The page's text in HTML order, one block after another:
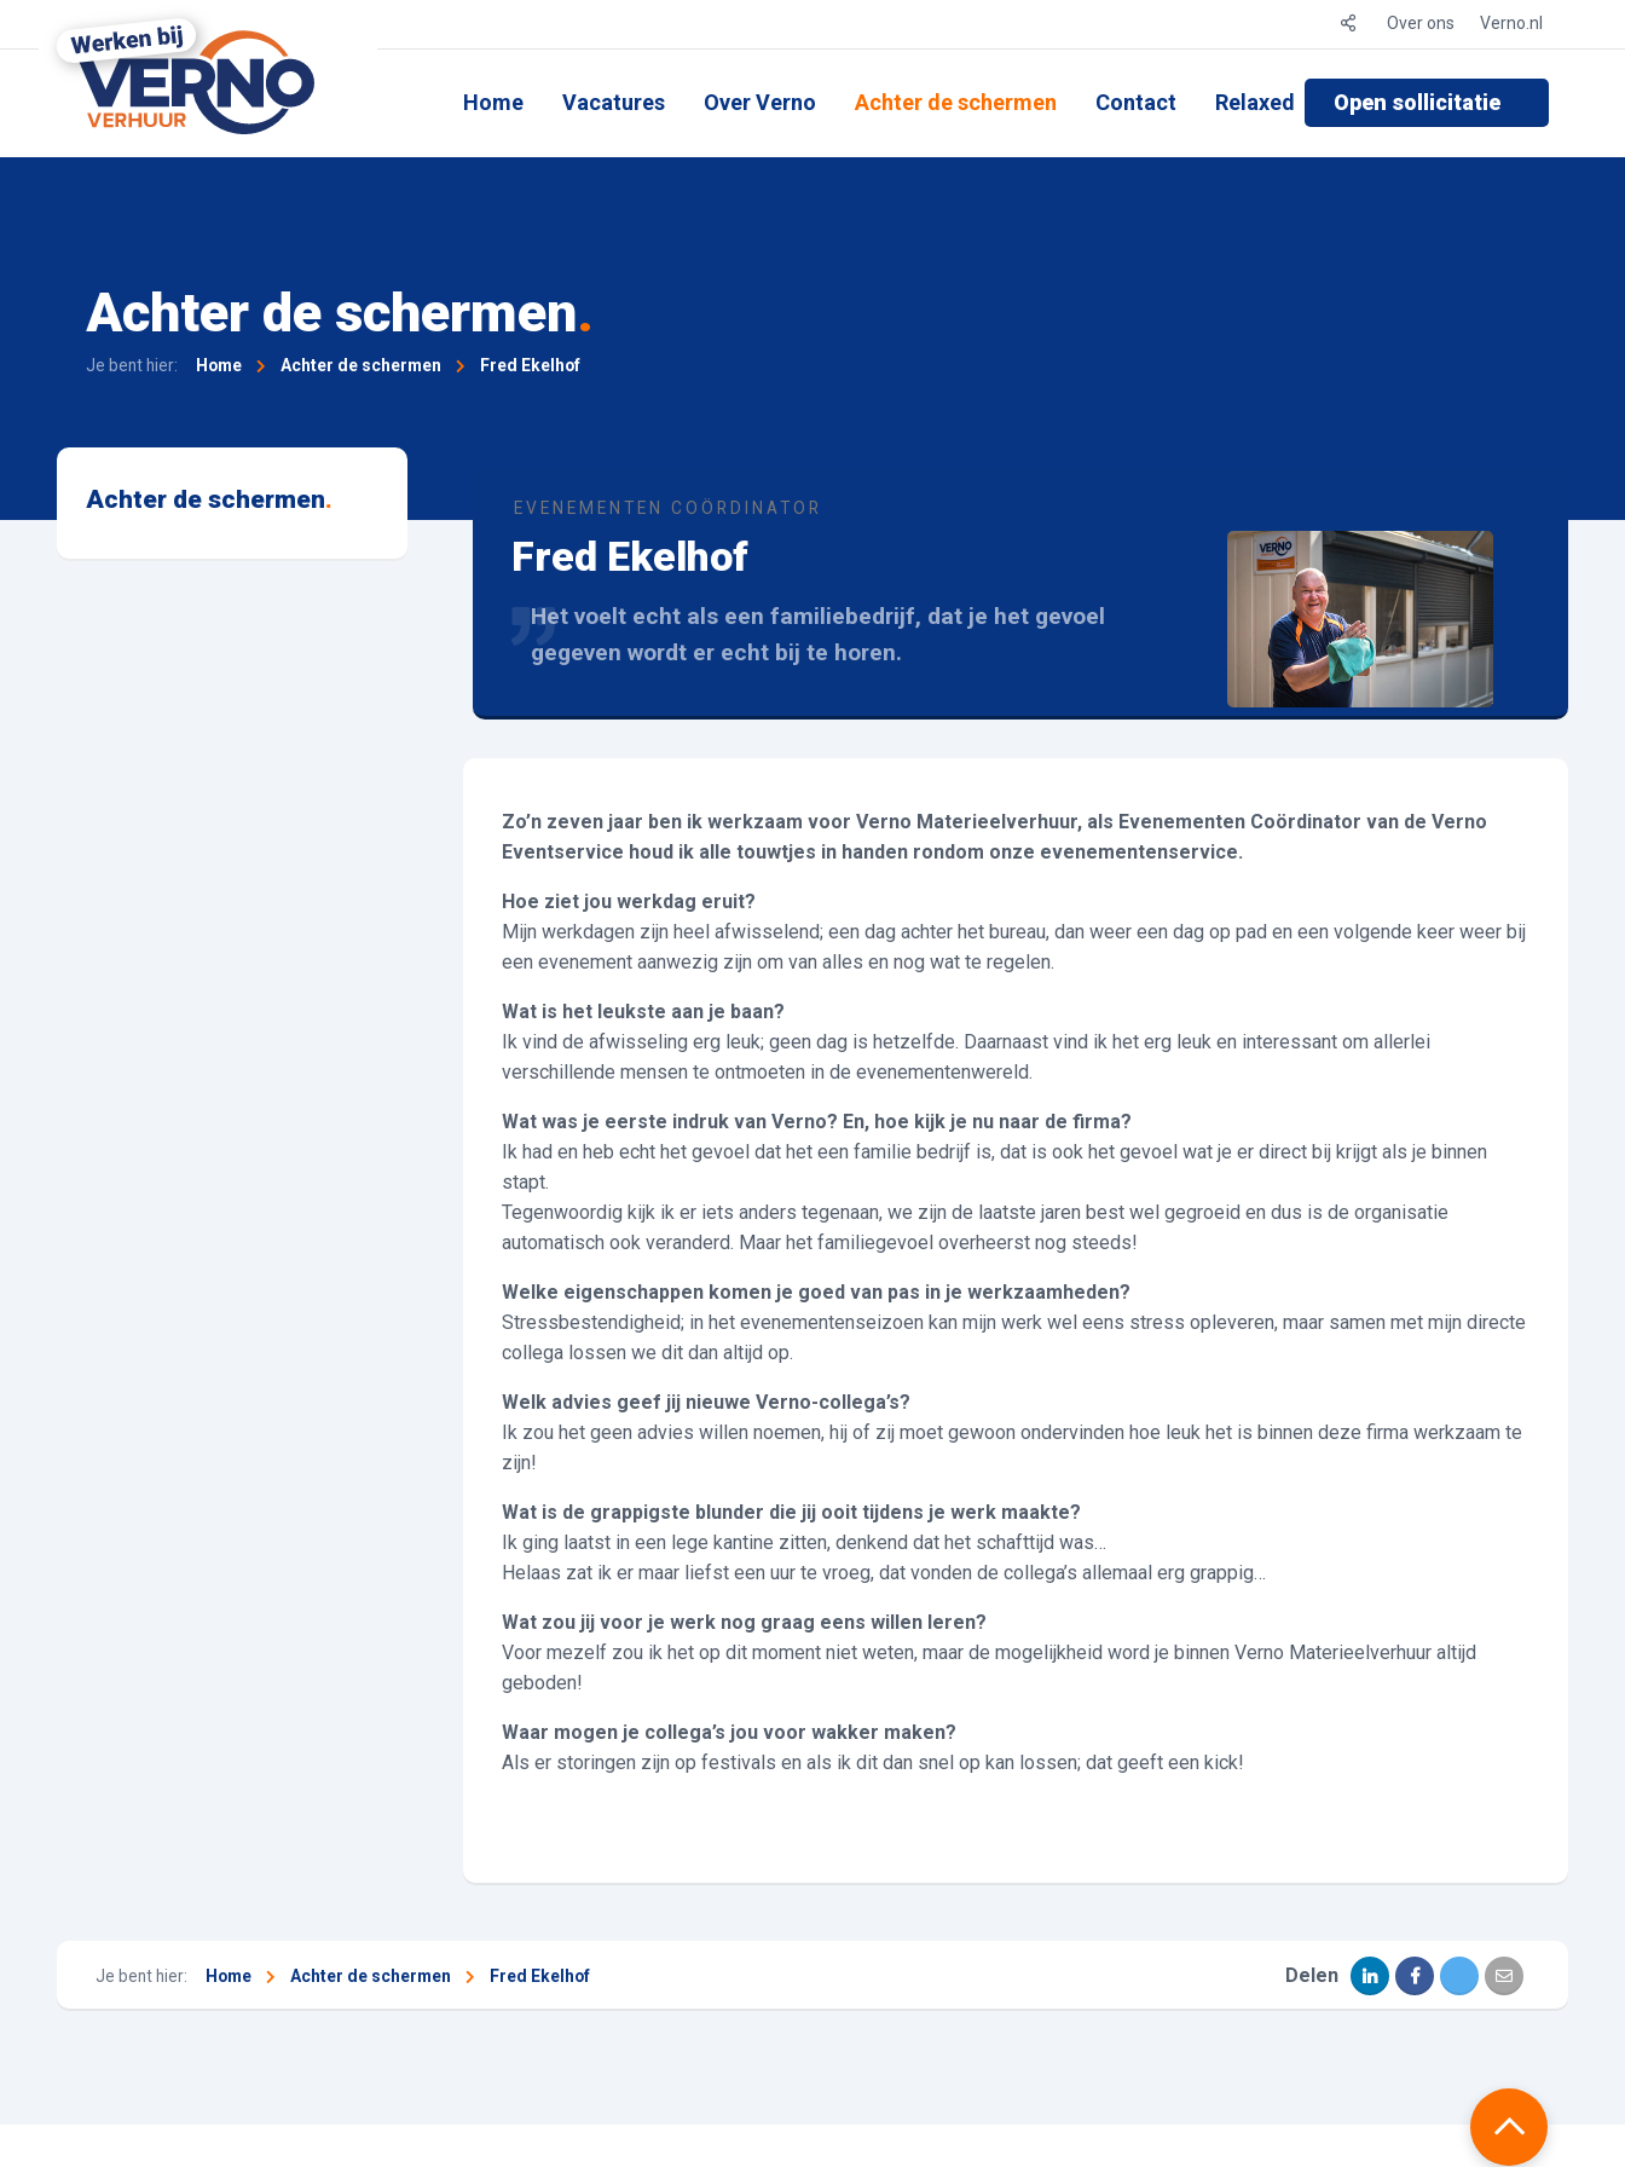
Over ons Verno.nl
Home Vacatures Over Verno Achter de schermen Contact Relaxed Open sollicitatie
Achter de schermen.
Je bent hier: Home Achter de schermen Fred Ekelhof
EVENEMENTEN COÖRDINATOR
Fred Ekelhof
Het voelt echt als een familiebedrijf, dat je het gevoel
gegeven wordt er echt bij te horen.
Zo’n zeven jaar ben ik werkzaam voor Verno Materieelverhuur, als Evenementen Coördinator van de Verno
Eventservice houd ik alle touwtjes in handen rondom onze evenementenservice.
Hoe ziet jou werkdag eruit?
Mijn werkdagen zijn heel afwisselend; een dag achter het bureau, dan weer een dag op pad en een volgende keer weer bij
een evenement aanwezig zijn om van alles en nog wat te regelen.
Wat is het leukste aan je baan?
Ik vind de afwisseling erg leuk; geen dag is hetzelfde. Daarnaast vind ik het erg leuk en interessant om allerlei
verschillende mensen te ontmoeten in de evenementenwereld.
Wat was je eerste indruk van Verno? En, hoe kijk je nu naar de firma?
Ik had en heb echt het gevoel dat het een familie bedrijf is, dat is ook het gevoel wat je er direct bij krijgt als je binnen
stapt.
Tegenwoordig kijk ik er iets anders tegenaan, we zijn de laatste jaren best wel gegroeid en dus is de organisatie
automatisch ook veranderd. Maar het familiegevoel overheerst nog steeds!
Welke eigenschappen komen je goed van pas in je werkzaamheden?
Stressbestendigheid; in het evenementenseizoen kan mijn werk wel eens stress opleveren, maar samen met mijn directe
collega lossen we dit dan altijd op.
Welk advies geef jij nieuwe Verno-collega’s?
Ik zou het geen advies willen noemen, hij of zij moet gewoon ondervinden hoe leuk het is binnen deze firma werkzaam te
zijn!
Wat is de grappigste blunder die jij ooit tijdens je werk maakte?
Ik ging laatst in een lege kantine zitten, denkend dat het schafttijd was…
Helaas zat ik er maar liefst een uur te vroeg, dat vonden de collega’s allemaal erg grappig…
Wat zou jij voor je werk nog graag eens willen leren?
Voor mezelf zou ik het op dit moment niet weten, maar de mogelijkheid word je binnen Verno Materieelverhuur altijd
geboden!
Waar mogen je collega’s jou voor wakker maken?
Als er storingen zijn op festivals en als ik dit dan snel op kan lossen; dat geeft een kick!
Achter de schermen.
Je bent hier: Home Achter de schermen Fred Ekelhof Delen